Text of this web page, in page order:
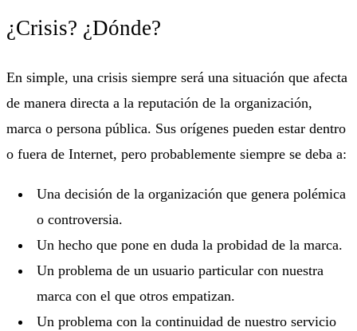
¿Crisis? ¿Dónde?
En simple, una crisis siempre será una situación que afecta
de manera directa a la reputación de la organización,
marca o persona pública. Sus orígenes pueden estar dentro
o fuera de Internet, pero probablemente siempre se deba a:
Una decisión de la organización que genera polémica
o controversia.
Un hecho que pone en duda la probidad de la marca.
Un problema de un usuario particular con nuestra
marca con el que otros empatizan.
Un problema con la continuidad de nuestro servicio